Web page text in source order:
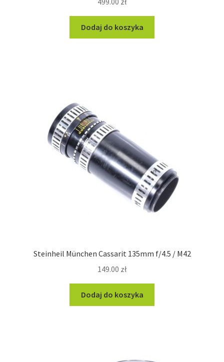
Dodaj do koszyka
Steinheil München Cassarit 135mm f/4.5 / M42
149.00 zł
Dodaj do koszyka